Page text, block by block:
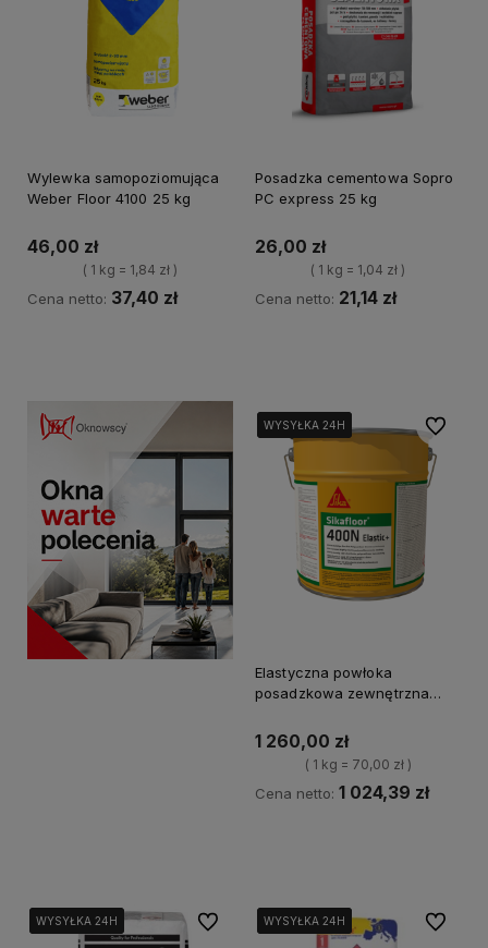
Wylewka samopoziomująca
Weber Floor 4100 25 kg
46,00 zł
( 1 kg = 1,84 zł )
Cena netto: 37,40 zł
Posadzka cementowa Sopro
PC express 25 kg
26,00 zł
( 1 kg = 1,04 zł )
Cena netto: 21,14 zł
WYSYŁKA 24H
WYSYŁKA 24H
WYSYŁKA 24H
Elastyczna powłoka
posadzkowa zewnętrzna
1 260,00 zł
( 1 kg = 70,00 zł )
Cena netto: 1 024,39 zł
Do
WYSYŁKA 24H
WYSYŁKA 24H
WYSYŁKA 24H Do ulubionychWYSYŁKA 24H
WYSYŁKA 24H
WYSYŁKA 24H Do